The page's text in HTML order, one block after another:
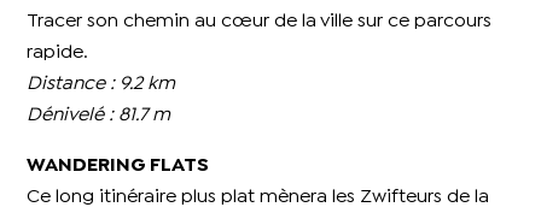
Tracer son chemin au cœur de la ville sur ce parcours
rapide.
Distance : 9.2 km
Dénivelé : 81.7 m
WANDERING FLATS
Ce long itinéraire plus plat mènera les Zwifteurs de la